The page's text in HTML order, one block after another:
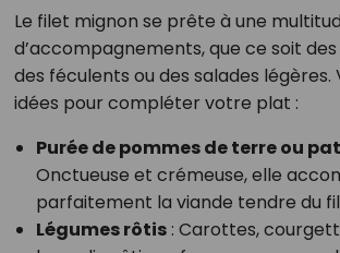
Le filet mignon se prête à une
d’accompagnements, que ce soit
des féculents ou des salades légères.
idées pour compléter votre plat :
Purée de pommes de terre ou
Onctueuse et crémeuse, elle
parfaitement la viande tendre du
Légumes rôtis: Carottes,